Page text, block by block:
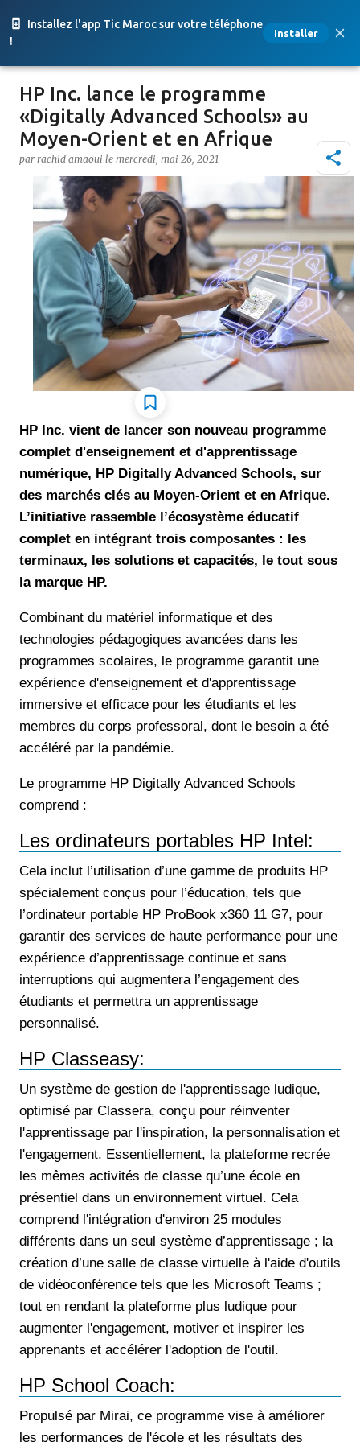
Installez l'app Tic Maroc sur votre téléphone
!
Installer
Accéder au contenu principal
HP Inc. lance le programme
«Digitally Advanced Schools» au
Moyen-Orient et en Afrique
par rachid amaoui le mercredi, mai 26, 2021
HP Inc. vient de lancer son nouveau programme
complet d'enseignement et d'apprentissage
numérique, HP Digitally Advanced Schools, sur
des marchés clés au Moyen-Orient et en Afrique.
L’initiative rassemble l’écosystème éducatif
complet en intégrant trois composantes : les
terminaux, les solutions et capacités, le tout sous
la marque HP.
Combinant du matériel informatique et des
technologies pédagogiques avancées dans les
programmes scolaires, le programme garantit une
expérience d'enseignement et d'apprentissage
immersive et efficace pour les étudiants et les
membres du corps professoral, dont le besoin a été
accéléré par la pandémie.
Le programme HP Digitally Advanced Schools
comprend :
Les ordinateurs portables HP Intel:
Cela inclut l’utilisation d’une gamme de produits HP
spécialement conçus pour l’éducation, tels que
l’ordinateur portable HP ProBook x360 11 G7, pour
garantir des services de haute performance pour une
expérience d’apprentissage continue et sans
interruptions qui augmentera l’engagement des
étudiants et permettra un apprentissage
personnalisé.
HP Classeasy:
Un système de gestion de l'apprentissage ludique,
optimisé par Classera, conçu pour réinventer
l'apprentissage par l'inspiration, la personnalisation et
l'engagement. Essentiellement, la plateforme recrée
les mêmes activités de classe qu’une école en
présentiel dans un environnement virtuel. Cela
comprend l'intégration d'environ 25 modules
différents dans un seul système d’apprentissage ; la
création d’une salle de classe virtuelle à l'aide d'outils
de vidéoconférence tels que les Microsoft Teams ;
tout en rendant la plateforme plus ludique pour
augmenter l'engagement, motiver et inspirer les
apprenants et accélérer l'adoption de l'outil.
HP School Coach:
Propulsé par Mirai, ce programme vise à améliorer
les performances de l'école et les résultats des